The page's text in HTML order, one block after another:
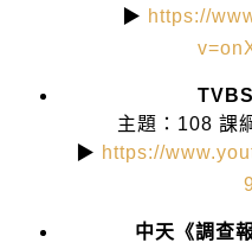
▶ https://
主題：108 課
▶ https://
中天《調查